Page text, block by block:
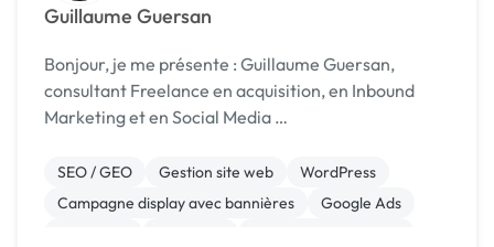
Guillaume Guersan
Bonjour, je me présente : Guillaume Guersan,
consultant Freelance en acquisition, en Inbound
Marketing et en Social Media …
SEO / GEO Gestion site web
WordPress
Campagne display avec bannières
Google Ads